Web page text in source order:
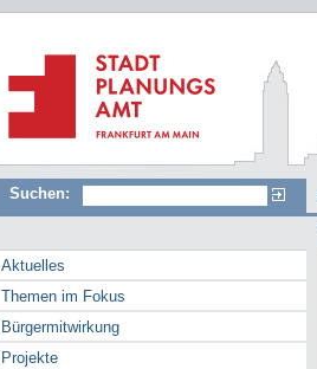
Suchen:
Aktuelles
Themen im Fokus
Bürgermitwirkung
Projekte